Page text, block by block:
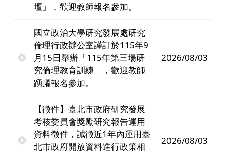
壇」，歡迎教師報名參加。
國立政治大學研究發展處研究
倫理行政辦公室謹訂於115年9
月15日舉辦「115年第三場研
究倫理教育訓練」，歡迎教師
踴躍報名參加。
2026/08/03
【徵件】臺北市政府研究發展
考核委員會獎勵研究報告運用
資料徵件，誠徵近1年內運用臺
北市政府開放資料進行政策相
2026/08/03